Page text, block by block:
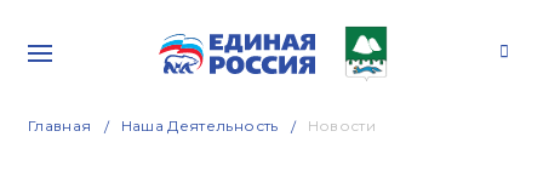
Главная Наша Деятельность Новости